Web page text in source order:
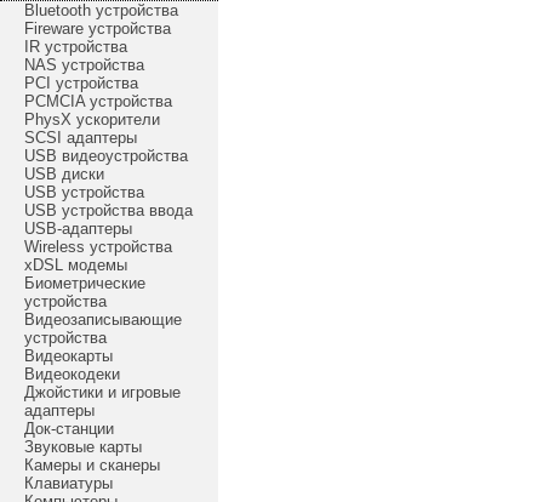
Bluetooth устройства
Fireware устройства
IR устройства
NAS устройства
PCI устройства
PCMCIA устройства
PhysX ускорители
SCSI адаптеры
USB видеоустройства
USB диски
USB устройства
USB устройства ввода
USB-адаптеры
Wireless устройства
xDSL модемы
Биометрические
устройства
Видеозаписывающие
устройства
Видеокарты
Видеокодеки
Джойстики и игровые
адаптеры
Док-станции
Звуковые карты
Камеры и сканеры
Клавиатуры